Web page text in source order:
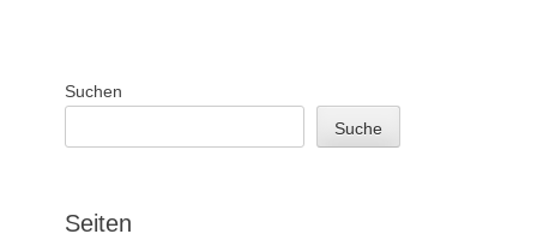
Suchen
Suche
Seiten